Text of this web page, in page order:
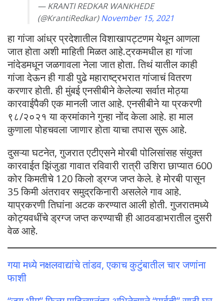
— KRANTI REDKAR WANKHEDE
(@KrantiRedkar)November 15, 2021
हा गांजा आंध्र प्रदेशातील विशाखापट्टणम येथून आणला
जात होता अशी माहिती मिळत आहे.ट्रकमधील हा गांजा
नांदेडमधून जळगावला नेला जात होता. तिथं यातील काही
गांजा देऊन ही गाडी पुढे महाराष्ट्रभरात गांजाचं वितरण
करणार होती. ही मुंबई एनसीबीने केलेल्या सर्वात मोठ्या
कारवाईपैकी एक मानली जात आहे. एनसीबीने या प्रकरणी
९८/२०२१ या क्रमांकाने गुन्हा नोंद केला आहे. हा माल
कुणाला पोहचवला जाणार होता याचा तपास सुरू आहे.
दुसऱ्या घटनेत, गुजरात एटीएसने मोरबी पोलिसांसह संयुक्त
कारवाईत झिंजुडा गावात रविवारी रात्री उशिरा छाप्यात 600
कोर किमतीचे 120 किलो ड्रग्ज जप्त केले. हे मोरबी पासून
35 किमी अंतरावर समुद्रकिनारी असलेले गाव आहे.
याप्रकरणी तिघांना अटक करण्यात आली होती. गुजरातमध्ये
कोट्यवधींचे ड्रग्ज जप्त करण्याची ही आठवडाभरातील दुसरी
वेळ आहे.
गया मध्ये नक्षलवाद्यांचे तांडव, एकाच कुटुंबातील चार जणांना
फाशी